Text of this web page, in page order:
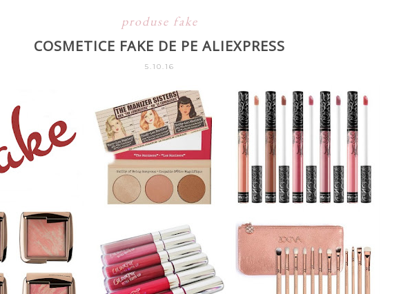
produse fake
COSMETICE FAKE DE PE ALIEXPRESS
5.10.16